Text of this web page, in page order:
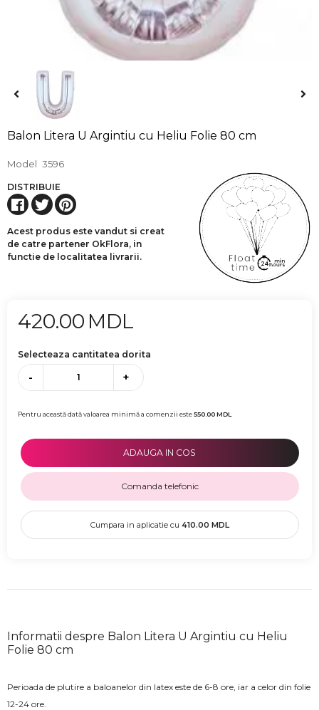
Balon Litera U Argintiu cu Heliu Folie 80 cm
Model 3596
DISTRIBUIE
Acest produs este vandut si creat
de catre partener OkFlora, in
functie de localitatea livrarii.
420.00 MDL
Selecteaza cantitatea dorita
- +
Pentru această dată valoarea minimă a comenzii este550.00MDL
ADAUGA IN COS
Comanda telefonic
Cumpara in aplicatie cu 410.00 MDL
Informatii despre Balon Litera U Argintiu cu Heliu
Folie 80 cm
Perioada de plutire a baloanelor din latex este de 6-8 ore, iar a celor din folie
12-24 ore.